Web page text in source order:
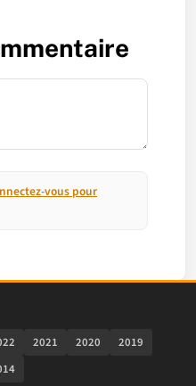
vous pour
2021 2020
2019